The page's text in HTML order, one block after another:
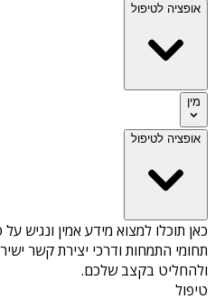
אופציה לטיפול
מין
אופציה לטיפול
כאן תוכלו למצוא מידע אמין ונגיש על
תחומי התמחות ודרכי יצירת קשר
ולהחליט בקצב שלכם.
טיפול